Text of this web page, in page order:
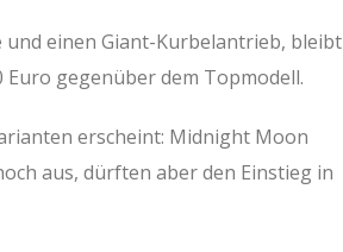
und einen Giant-Kurbelantrieb, bleibt
gegenüber dem Topmodell.
erscheint: Midnight Moon
aus, dürften aber den Einstieg in